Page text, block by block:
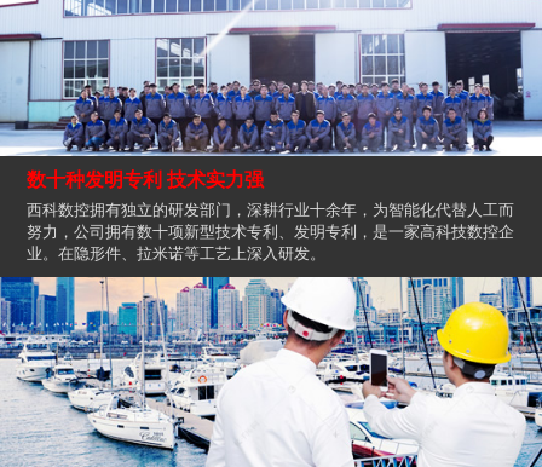
数十种发明专利 技术实力强
西科数控拥有独立的研发部门，深耕行业十余年，为智能化代替人工而
努力，公司拥有数十项新型技术专利、发明专利，是一家高科技数控企
业。在隐形件、拉米诺等工艺上深入研发。